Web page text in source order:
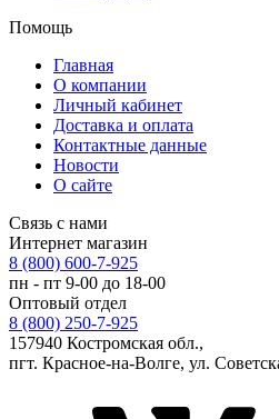
Помощь
Главная
О компании
Личный кабинет
Доставка и оплата
Контактные данные
Новости
О сайте
Связь с нами
Интернет магазин
8 (800) 600-7-925
пн - пт 9-00 до 18-00
Оптовый отдел
8 (800) 250-7-925
157940 Костромская обл.,
пгт. Красное-на-Волге, ул.